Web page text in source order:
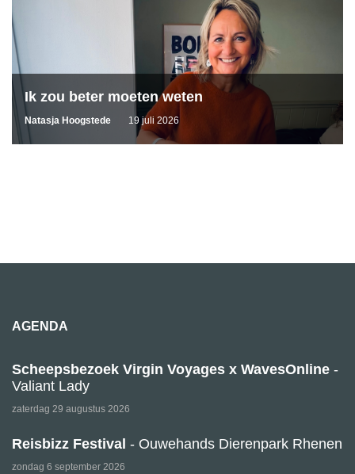
Ik zou beter moeten weten
Natasja Hoogstede 19 juli 2026
AGENDA
Scheepsbezoek Virgin Voyages x WavesOnline -
Valiant Lady
zaterdag 29 augustus 2026
Reisbizz Festival - Ouwehands Dierenpark Rhenen
zondag 6 september 2026